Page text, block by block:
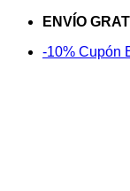
Saltar
contenido
ENVÍO
-10% Cupón